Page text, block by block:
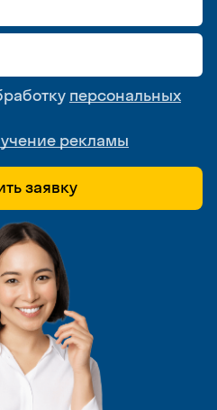
персональных
рекламы
заявку